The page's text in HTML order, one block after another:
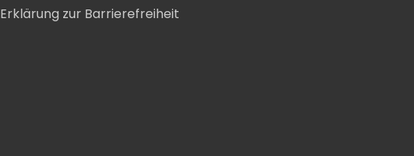
Erklärung zur Barrierefreiheit